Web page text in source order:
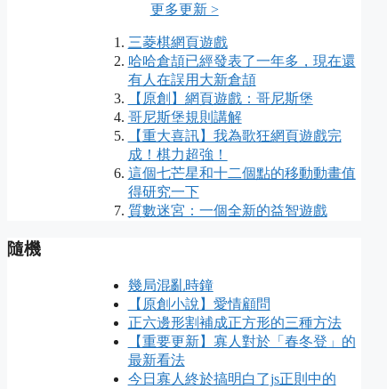
更多更新 >
三菱棋網頁遊戲
哈哈倉頡已經發表了一年多，現在還
有人在誤用大新倉頡
【原創】網頁遊戲：哥尼斯堡
哥尼斯堡規則講解
【重大喜訊】我為歌狂網頁遊戲完
成！棋力超強！
這個七芒星和十二個點的移動動畫值
得研究一下
質數迷宮：一個全新的益智遊戲
隨機
幾局混亂時鐘
【原創小說】愛情顧問
正六邊形割補成正方形的三種方法
【重要更新】寡人對於「春冬登」的
最新看法
今日寡人終於搞明白了js正則中的